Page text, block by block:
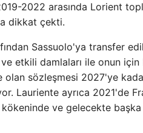
2022 arasında Lorient
dikkat çekti.
Sassuolo'ya transfer
etkili damlaları ile onun için
olan sözleşmesi 2027'ye
ayrıca 2021'de
ve gelecekte